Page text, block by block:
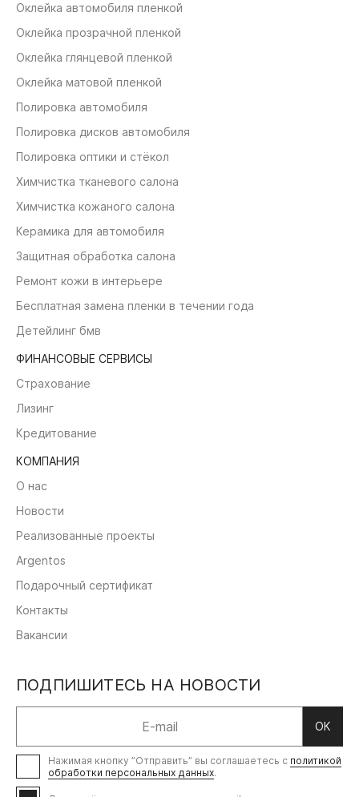
Оклейка автомобиля пленкой
Оклейка прозрачной пленкой
Оклейка глянцевой пленкой
Оклейка матовой пленкой
Полировка автомобиля
Полировка дисков автомобиля
Полировка оптики и стёкол
Химчистка тканевого салона
Химчистка кожаного салона
Керамика для автомобиля
Защитная обработка салона
Ремонт кожи в интерьере
Бесплатная замена пленки в течении года
Детейлинг бмв
КОМПАНИЯ
О нас
Новости
Реализованные проекты
Argentos
Подарочный сертификат
Контакты
Вакансии
ФИНАНСОВЫЕ СЕРВИСЫ
Страхование
Лизинг
Кредитование
ПОДПИШИТЕСЬ НА НОВОСТИ
ОК
Нажимая кнопку ”Отправить” вы соглашаетесь с политикой
обработки персональных данных.